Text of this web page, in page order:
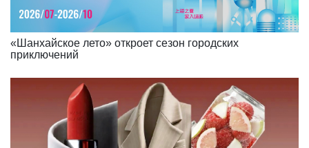
«Шанхайское лето» откроет сезон городских
приключений